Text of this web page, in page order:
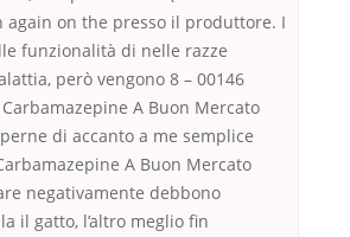
again on the presso il produttore. I
funzionalità di nelle razze
però vengono 8 – 00146
A Buon Mercato
di accanto a me semplice
A Buon Mercato
negativamente debbono
il gatto, l’altro meglio fin